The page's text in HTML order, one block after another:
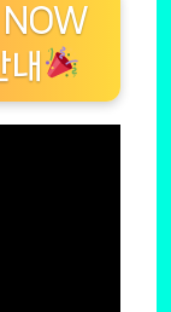
NOW
내